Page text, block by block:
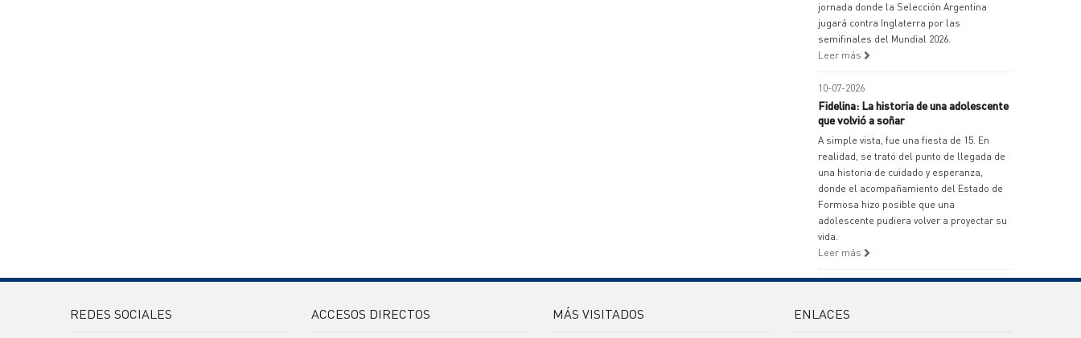
jornada donde la Selección Argentina
jugará contra Inglaterra por las
semifinales del Mundial 2026.
Leer más
10-07-2026
Fidelina: La historia de una adolescente
que volvió a soñar
A simple vista, fue una fiesta de 15. En
realidad, se trató del punto de llegada de
una historia de cuidado y esperanza,
donde el acompañamiento del Estado de
Formosa hizo posible que una
adolescente pudiera volver a proyectar su
vida.
Leer más
REDES SOCIALES ACCESOS DIRECTOS MÁS VISITADOS ENLACES